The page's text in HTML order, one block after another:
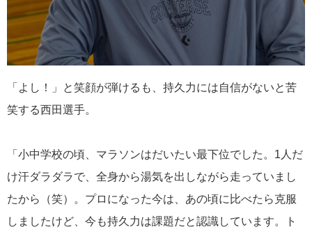
「よし！」と笑顔が弾けるも、持久力には自信がないと苦
笑する西田選手。
「小中学校の頃、マラソンはだいたい最下位でした。1人だ
け汗ダラダラで、全身から湯気を出しながら走っていまし
たから（笑）。プロになった今は、あの頃に比べたら克服
しましたけど、今も持久力は課題だと認識しています。ト